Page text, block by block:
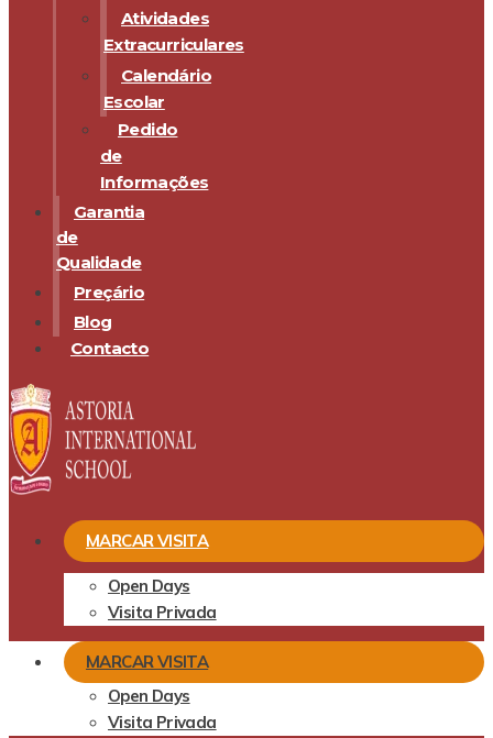
Atividades
Extracurriculares
Calendário
Escolar
Pedido
de
Informações
Garantia
de
Qualidade
Preçário
Blog
Contacto
MARCAR VISITA
Open Days
Visita Privada
MARCAR VISITA
Open Days
Visita Privada